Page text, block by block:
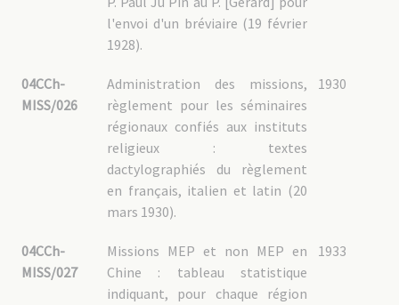
l'envoi d'un bréviaire (19 février
1928).
04CCh-
MISS/026
1930
Administration des missions,
règlement pour les séminaires
régionaux confiés aux instituts
religieux : textes
dactylographiés du règlement
en français, italien et latin (20
mars 1930).
04CCh-
MISS/027
1933
Missions MEP et non MEP en
Chine : tableau statistique
indiquant, pour chaque région